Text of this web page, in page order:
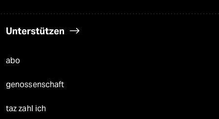
Unterstützen
abo
genossenschaft
taz zahl ich